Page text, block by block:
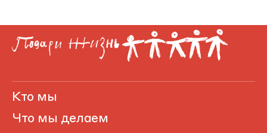
Кто мы
Что мы делаем